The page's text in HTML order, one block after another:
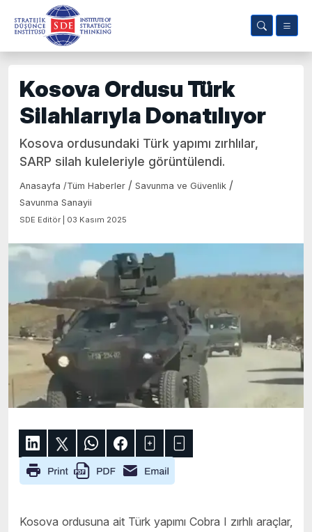
Kosova Ordusu Türk
Silahlarıyla Donatılıyor
Kosova ordusundaki Türk yapımı zırhlılar,
SARP silah kuleleriyle görüntülendi.
Anasayfa /Tüm Haberler / Savunma ve Güvenlik /
Savunma Sanayii
SDE Editör | 03 Kasım 2025
Kosova ordusuna ait Türk yapımı Cobra I zırhlı araçlar,